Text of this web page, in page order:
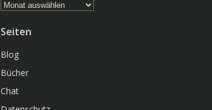
Archiv
Seiten
Blog
Bücher
Chat